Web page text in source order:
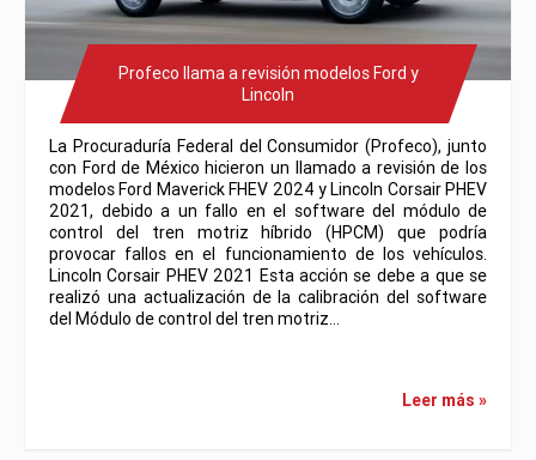
Profeco llama a revisión modelos Ford y
Lincoln
La Procuraduría Federal del Consumidor (Profeco), junto
con Ford de México hicieron un llamado a revisión de los
modelos Ford Maverick FHEV 2024 y Lincoln Corsair PHEV
2021, debido a un fallo en el software del módulo de
control del tren motriz híbrido (HPCM) que podría
provocar fallos en el funcionamiento de los vehículos.
Lincoln Corsair PHEV 2021 Esta acción se debe a que se
realizó una actualización de la calibración del software
del Módulo de control del tren motriz…
Leer más »